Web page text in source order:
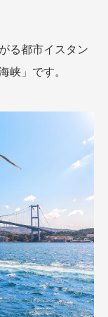
る都市イスタン
峡」です。